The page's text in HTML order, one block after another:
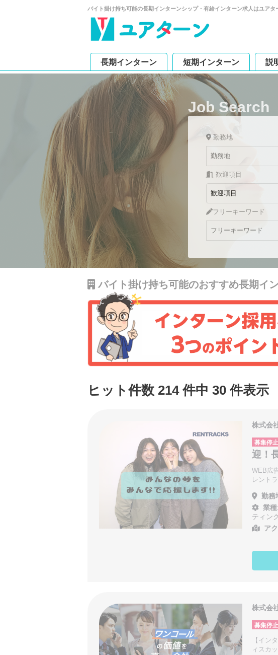
バイト掛け持ち可能の長期インターンシップ・有給インターン求人はユアタ
長期インターン 短期インターン 説
Job Search
勤務地
歓迎項目
フリーキーワード
バイト掛け持ち可能のおすすめ長期イ
ヒット件数 214 件中 30 件表示
株式会
募集停止
迎！
WEB広
レント
勤務
業
ティン
ア
株式会
募集停止
【イン
ィスカ